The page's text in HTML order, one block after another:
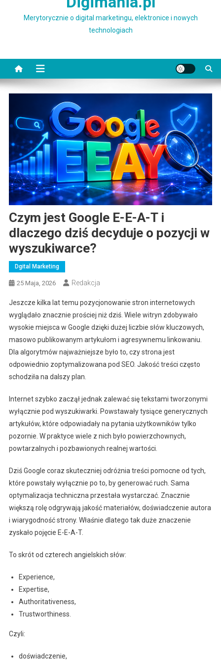
Merytorycznie o digital marketingu, elektronice i nowych
technologiach
Czym jest Google E-E-A-T i
dlaczego dziś decyduje o pozycji w
wyszukiwarce?
Dgital Marketing
25 Maja, 2026 Redakcja
Jeszcze kilka lat temu pozycjonowanie stron internetowych
wyglądało znacznie prościej niż dziś. Wiele witryn zdobywało
wysokie miejsca w Google dzięki dużej liczbie słów kluczowych,
masowo publikowanym artykułom i agresywnemu linkowaniu.
Dla algorytmów najważniejsze było to, czy strona jest
odpowiednio zoptymalizowana pod SEO. Jakość treści często
schodziła na dalszy plan.
Internet szybko zaczął jednak zalewać się tekstami tworzonymi
wyłącznie pod wyszukiwarki. Powstawały tysiące generycznych
artykułów, które odpowiadały na pytania użytkowników tylko
pozornie. W praktyce wiele z nich było powierzchownych,
powtarzalnych i pozbawionych realnej wartości.
Dziś Google coraz skuteczniej odróżnia treści pomocne od tych,
które powstały wyłącznie po to, by generować ruch. Sama
optymalizacja techniczna przestała wystarczać. Znacznie
większą rolę odgrywają jakość materiałów, doświadczenie autora
i wiarygodność strony. Właśnie dlatego tak duże znaczenie
zyskało pojęcie E-E-A-T.
To skrót od czterech angielskich słów:
Experience,
Expertise,
Authoritativeness,
Trustworthiness.
Czyli:
doświadczenie,